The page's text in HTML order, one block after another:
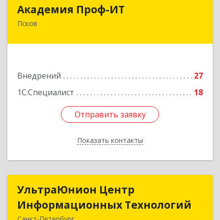
Академия Проф-ИТ
Псков
Внедрений
27
1С:Специалист
18
Отправить заявку
Показать контакты
180004, Псковская обл, Псков г, Металлистов
Отправить заявку
Назад
УльтраЮнион Центр
Информационных Технологий
УльтраЮнион Центр
Информационных Технологий